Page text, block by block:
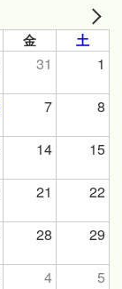
金 土
31
1
7
8
14
15
21
22
28
29
4 5